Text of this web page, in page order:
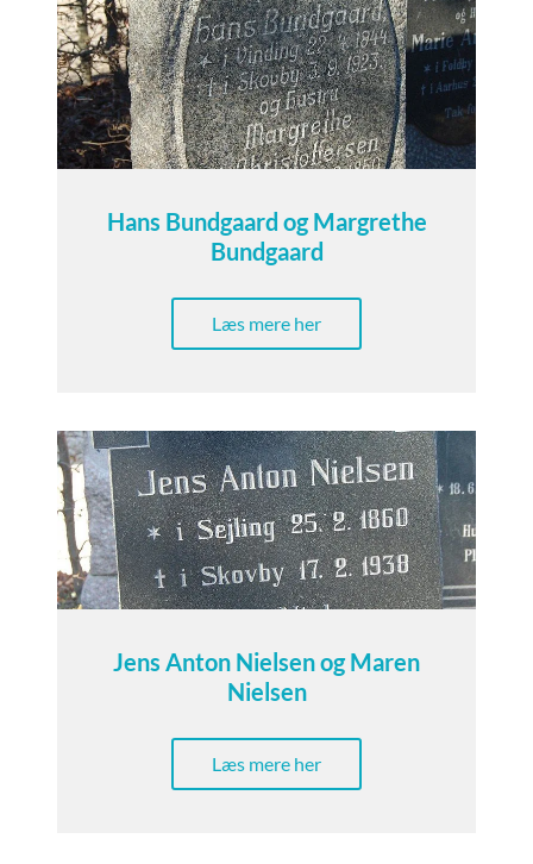
Hans Bundgaard og Margrethe
Bundgaard
Læs mere her
Jens Anton Nielsen og Maren
Nielsen
Læs mere her